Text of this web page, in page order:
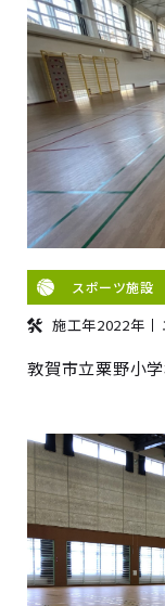
スポーツ施設
施工年2022年
敦賀市立粟野小